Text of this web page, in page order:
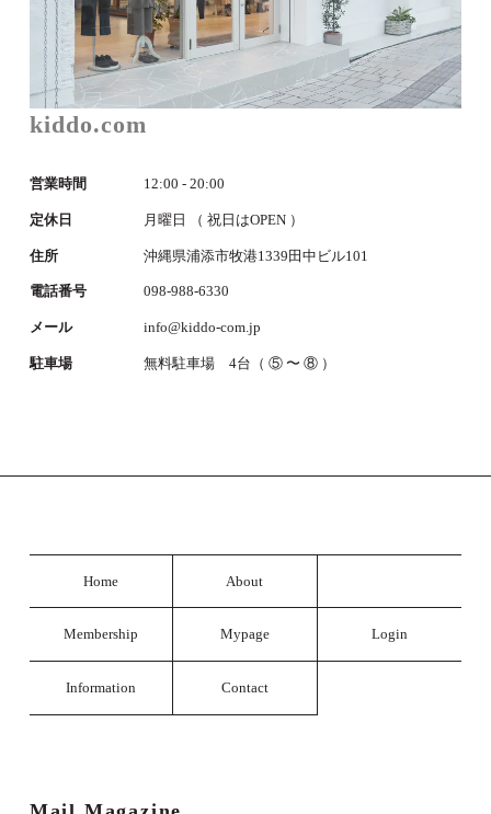
kiddo.com
営業時間 12:00 - 20:00
定休日 月曜日 （ 祝日はOPEN ）
住所 沖縄県浦添市牧港1339田中ビル101
電話番号 098-988-6330
メール info@kiddo-com.jp
駐車場 無料駐車場 4台（ ⑤ 〜 ⑧ ）
Home About
Membership Mypage Login
Information Contact